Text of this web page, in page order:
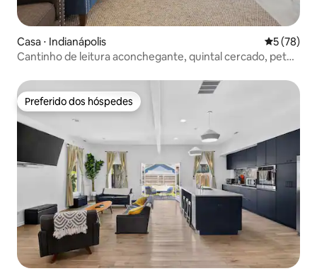
Casa ⋅ Indianápolis 5 de uma
5 (78)
Cantinho de leitura aconchegante, quintal cercado, pet
Preferido dos hóspedes
Preferido dos hóspedes